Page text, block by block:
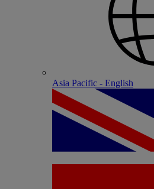
Asia Pacific - English